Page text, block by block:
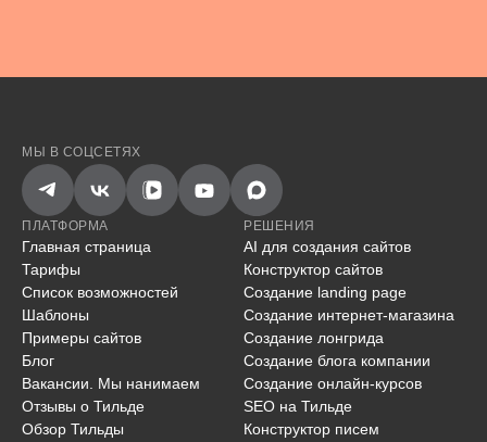
МЫ В СОЦСЕТЯХ
ПЛАТФОРМА
Главная страница
Тарифы
Список возможностей
Шаблоны
Примеры сайтов
Блог
Вакансии. Мы нанимаем
Отзывы о Тильде
Обзор Тильды
РЕШЕНИЯ
AI для создания сайтов
Конструктор сайтов
Создание landing page
Создание интернет-магазина
Создание лонгрида
Создание блога компании
Создание онлайн-курсов
SEO на Тильде
Конструктор писем